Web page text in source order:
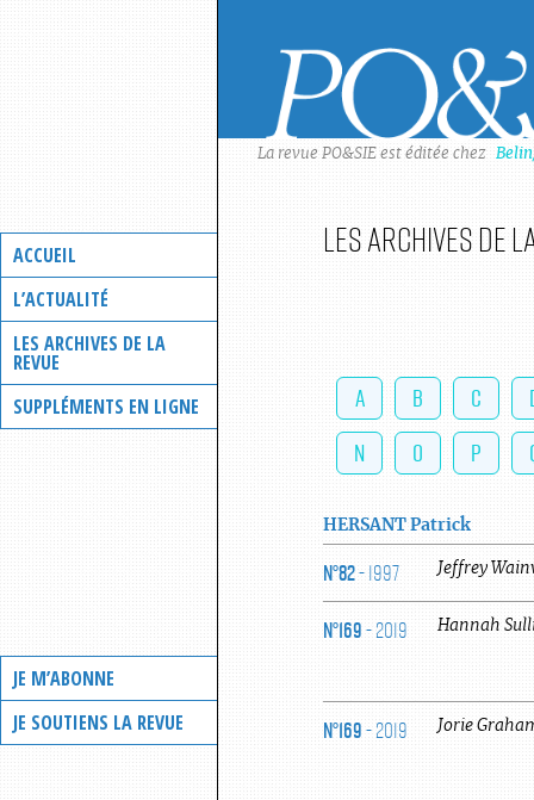
ACCUEIL
L’ACTUALITÉ
LES ARCHIVES DE LA
REVUE
SUPPLÉMENTS EN LIGNE
JE M’ABONNE
JE SOUTIENS LA REVUE
La revue PO&SIE est éditée chez
Les archives de
A B C
N
O P
HERSANT Patrick
N°82- 1997 Jeffrey
N°169- 2019 Hannah
N°169- 2019 Jorie